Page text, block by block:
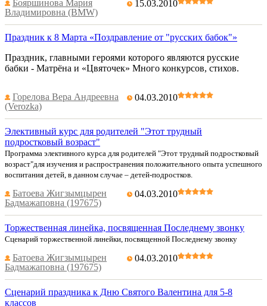
Бояршинова Мария
Владимировна (BMW)
15.03.2010
Праздник к 8 Марта «Поздравление от "русских бабок"»
Праздник, главными героями которого являются русские
бабки - Матрёна и «Цвяточек» Много конкурсов, стихов.
Горелова Вера Андреевна
(Verozka)
04.03.2010
Элективный курс для родителей "Этот трудный
подростковый возраст"
Программа элективного курса для родителей "Этот трудный подростковый
возраст"для изучения и распространения положительного опыта успешного
воспитания детей, в данном случае – детей-подростков.
Батоева Жигзымцырен
Бадмажаповна (197675)
04.03.2010
Торжественная линейка, посвященная Последнему звонку
Сценарий торжественной линейки, посвященной Последнему звонку
Батоева Жигзымцырен
Бадмажаповна (197675)
04.03.2010
Сценарий праздника к Дню Святого Валентина для 5-8
классов